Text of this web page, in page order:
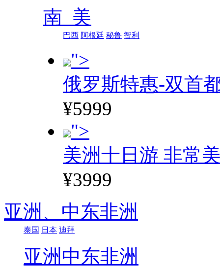
南 美
巴西 阿根廷 秘鲁 智利
">
俄罗斯特惠-双首
¥5999
">
美洲十日游 非常
¥3999
亚洲、 中东非洲
泰国 日本 迪拜
亚洲 中东非洲